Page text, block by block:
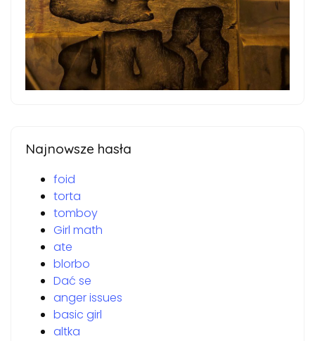
Najnowsze hasła
foid
torta
tomboy
Girl math
ate
blorbo
Dać se
anger issues
basic girl
altka